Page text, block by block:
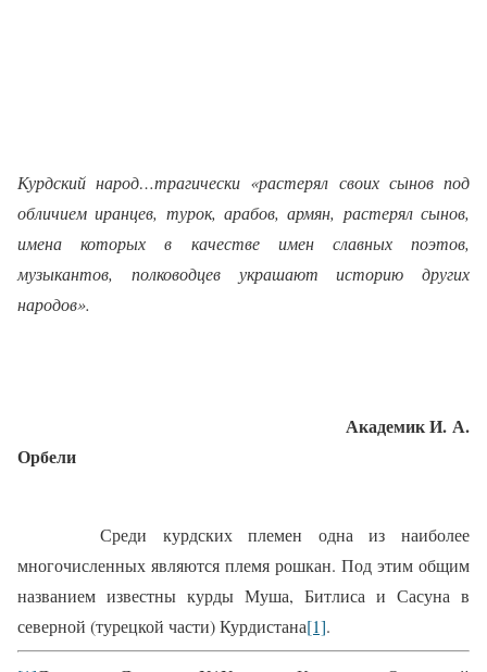
Курдский народ…трагически «растерял своих сынов под
обличием иранцев, турок, арабов, армян, растерял сынов,
имена которых в качестве имен славных поэтов,
музыкантов, полководцев украшают историю других
народов».
Академик И. А.
Орбели
Среди курдских племен одна из наиболее
многочисленных являются племя рошкан. Под этим общим
названием известны курды Муша, Битлиса и Сасуна в
северной (турецкой части) Курдистана[1].